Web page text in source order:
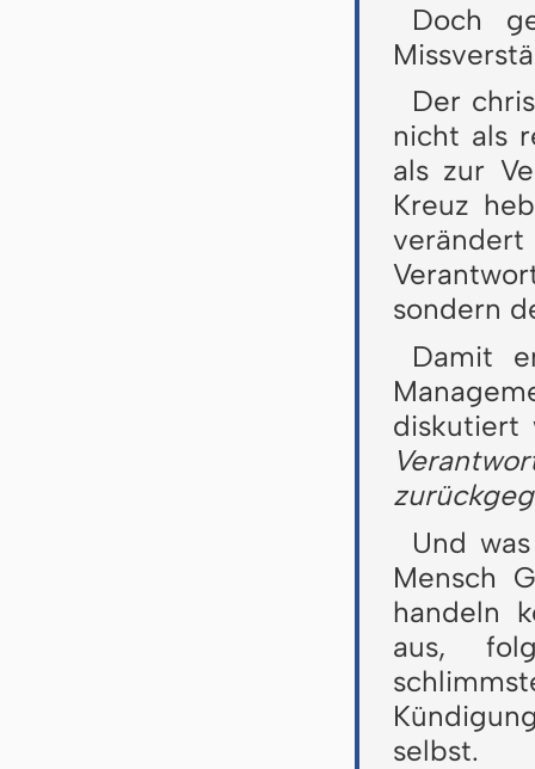
Doch
Der
nicht als
als zur
Kreuz
verändert
sondern
Damit
Und
Mensch
handeln
aus,
selbst.